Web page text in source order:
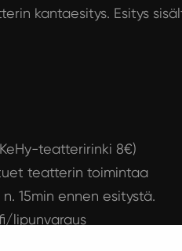
kantaesitys. Esitys
teatteririnki 8€)
teatterin toimintaa
15min ennen esitystä.
lipunvaraus